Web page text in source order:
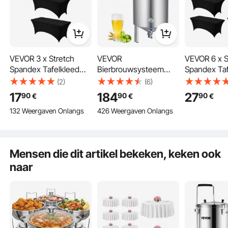
stap 3
buffet
VEVOR 3 x Stretch
Spandex Tafelkleed
(Rechthoekig)
Geschikt voor 1829
mm Tafels, Wasbare
Kreukvrije
Banketten, Festivals,
Zwart
(2)
1790€
132 Weergaven Onlangs
VEVOR
Bierbrouwsysteem
Bierbrouwapparaat
Ketel van roestvrij staal
60 L Biergistvat,
brouwemmergistvat
soeppan inclusief
(6)
18490€
426 Weergaven Onlangs
VEVOR 6 x
Spandex
Geschikt
mm Tafels,
Banketten,
2790€
Mensen die dit artikel bekeken, keken ook
naar